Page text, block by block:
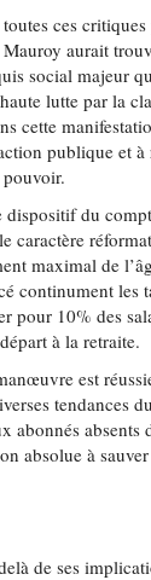
ces critiques
aurait
social majeur
lutte par la
cette
publique et
pouvoir.
dispositif du
caractère
maximal de
continument les
pour 10% des
à la retraite.
est
tendances
abonnés
absolue à
de ses